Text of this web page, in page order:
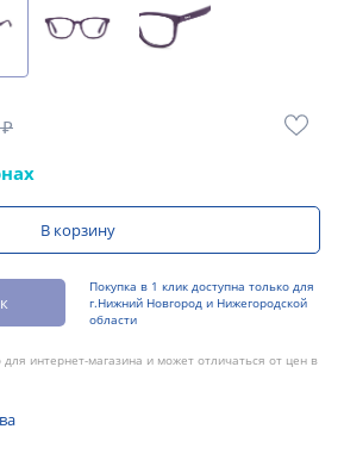
В корзину
Покупка в 1 клик доступна только для
г.Нижний Новгород и Нижегородской
области
интернет-магазина и может отличаться от цен в